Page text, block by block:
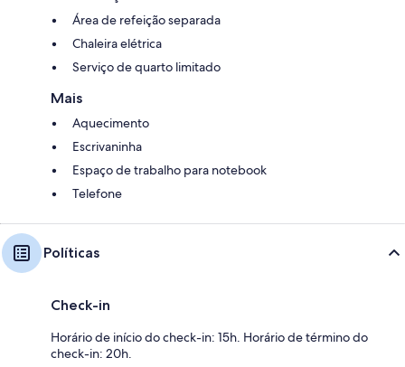
Área de refeição separada
Chaleira elétrica
Serviço de quarto limitado
Mais
Aquecimento
Escrivaninha
Espaço de trabalho para notebook
Telefone
Políticas
Check-in
Horário de início do check-in: 15h. Horário de término do
check-in: 20h.